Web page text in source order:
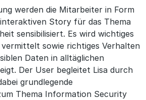
werden die Mitarbeiter in Form
Story für das Thema
sensibilisiert. Es wird wichtiges
sowie richtiges Verhalten
Daten in alltäglichen
Der User begleitet Lisa durch
grundlegende
Thema Information Security